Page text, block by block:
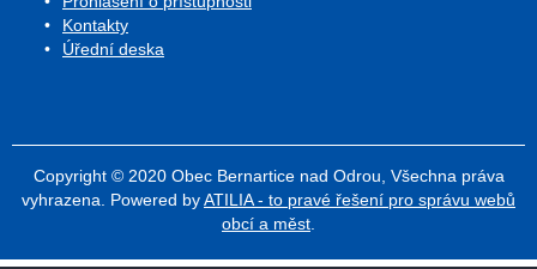
Kontakty
Úřední deska
Copyright © 2020 Obec Bernartice nad Odrou, Všechna práva
vyhrazena. Powered byATILIA - to pravé řešení pro správu webů
obcí a měst